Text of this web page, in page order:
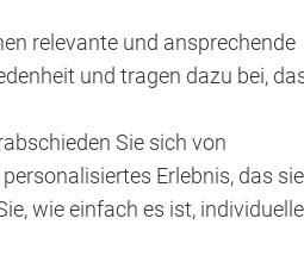
relevante und ansprechende
und tragen dazu bei,
Sie sich von
Erlebnis, das sie
wie einfach es ist, individuelle